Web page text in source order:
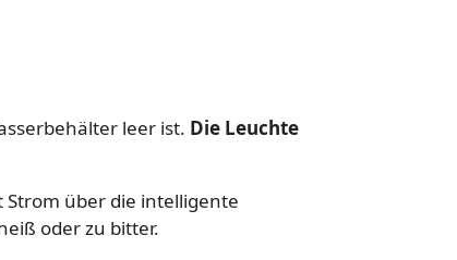
leer ist. Die Leuchte
Strom über die intelligente
oder zu bitter.